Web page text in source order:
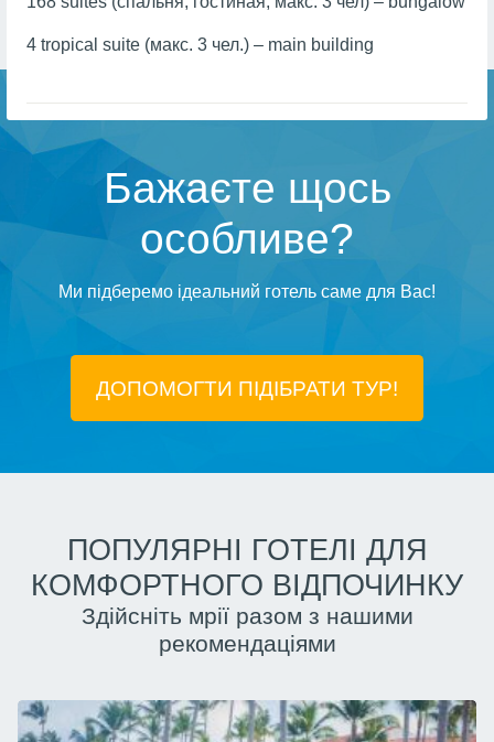
4 tropical suite (макс. 3 чел.) – main building
Бажаєте щось
особливе?
Ми підберемо ідеальний готель саме для Вас!
ДОПОМОГТИ ПІДIБРАТИ ТУР!
ПОПУЛЯРНІ ГОТЕЛІ ДЛЯ
КОМФОРТНОГО ВІДПОЧИНКУ
Здійсніть мрії разом з нашими
рекомендаціями